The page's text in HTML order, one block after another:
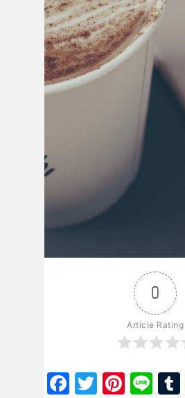
0
Article Rating
Facebook
Twitter